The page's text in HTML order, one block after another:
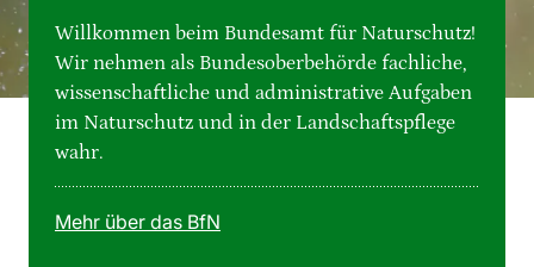
Leichte Sprache
Gebärdensprache
Willkommen beim Bundesamt für Naturschutz!
Wir nehmen als Bundesoberbehörde fachliche,
wissenschaftliche und administrative Aufgaben
im Naturschutz und in der Landschaftspflege
wahr.
Mehr über das BfN